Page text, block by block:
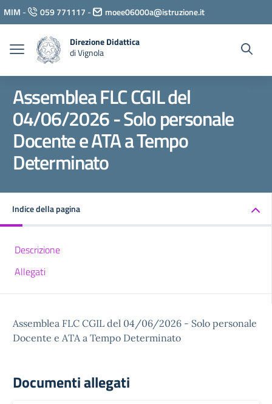
Vai ai contenuti
Vai al menu di navigazione
Vai al footer
MIM - 059 771117 - moee06000a@istruzione.it
Direzione Didattica
di Vignola
Assemblea FLC CGIL del
04/06/2026 - Solo personale
Docente e ATA a Tempo
Determinato
Indice della pagina
Descrizione
Allegati
Assemblea FLC CGIL del 04/06/2026 - Solo personale
Docente e ATA a Tempo Determinato
Documenti allegati